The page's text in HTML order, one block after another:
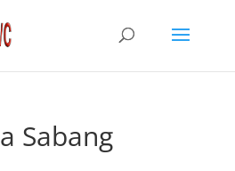
Sabang